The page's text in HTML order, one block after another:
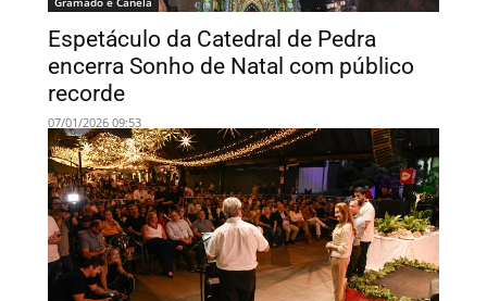
Espetáculo da Catedral de Pedra
encerra Sonho de Natal com público
recorde
07/01/2026 09:53